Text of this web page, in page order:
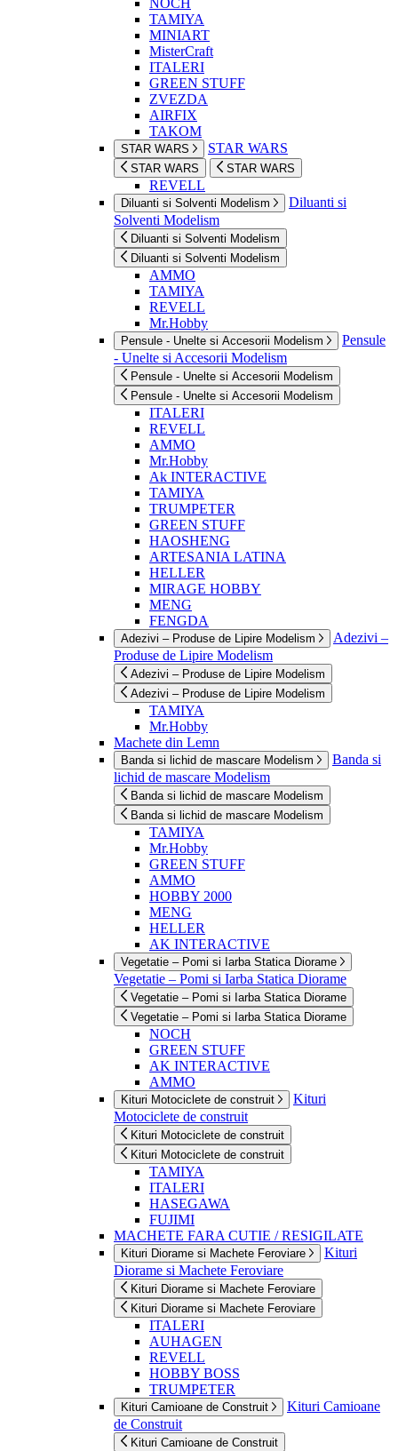
NOCH
TAMIYA
MINIART
MisterCraft
ITALERI
GREEN STUFF
ZVEZDA
AIRFIX
TAKOM
STAR WARS STAR WARS
STAR WARS STAR WARS
REVELL
Diluanti si Solventi Modelism
Diluanti si
Solventi Modelism
Diluanti si Solventi Modelism
Diluanti si Solventi Modelism
AMMO
TAMIYA
REVELL
Mr.Hobby
Pensule - Unelte si Accesorii Modelism
Pensule
- Unelte si Accesorii Modelism
Pensule - Unelte si Accesorii Modelism
Pensule - Unelte si Accesorii Modelism
ITALERI
REVELL
AMMO
Mr.Hobby
Ak INTERACTIVE
TAMIYA
TRUMPETER
GREEN STUFF
HAOSHENG
ARTESANIA LATINA
HELLER
MIRAGE HOBBY
MENG
FENGDA
Adezivi – Produse de Lipire Modelism
Adezivi –
Produse de Lipire Modelism
Adezivi – Produse de Lipire Modelism
Adezivi – Produse de Lipire Modelism
TAMIYA
Mr.Hobby
Machete din Lemn
Banda si lichid de mascare Modelism
Banda si
lichid de mascare Modelism
Banda si lichid de mascare Modelism
Banda si lichid de mascare Modelism
TAMIYA
Mr.Hobby
GREEN STUFF
AMMO
HOBBY 2000
MENG
HELLER
AK INTERACTIVE
Vegetatie – Pomi si Iarba Statica Diorame
Vegetatie – Pomi si Iarba Statica Diorame
Vegetatie – Pomi si Iarba Statica Diorame
Vegetatie – Pomi si Iarba Statica Diorame
NOCH
GREEN STUFF
AK INTERACTIVE
AMMO
Kituri Motociclete de construit
Kituri
Motociclete de construit
Kituri Motociclete de construit
Kituri Motociclete de construit
TAMIYA
ITALERI
HASEGAWA
FUJIMI
MACHETE FARA CUTIE / RESIGILATE
Kituri Diorame si Machete Feroviare
Kituri
Diorame si Machete Feroviare
Kituri Diorame si Machete Feroviare
Kituri Diorame si Machete Feroviare
ITALERI
AUHAGEN
REVELL
HOBBY BOSS
TRUMPETER
Kituri Camioane de Construit
Kituri Camioane
de Construit
Kituri Camioane de Construit